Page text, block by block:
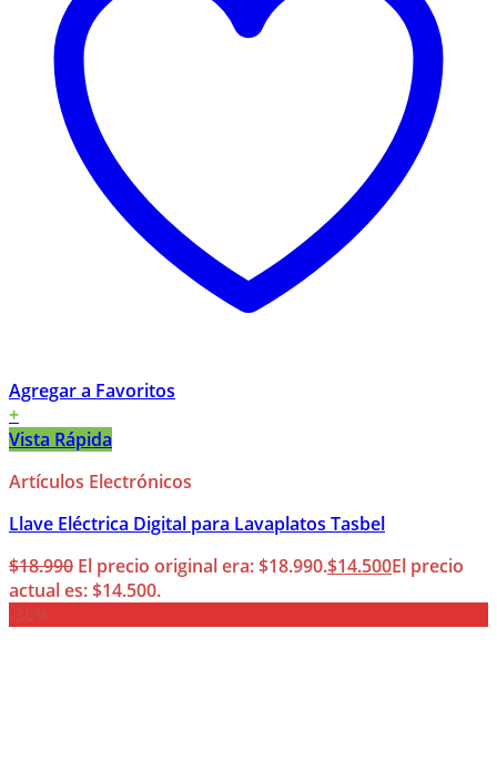
Agregar a Favoritos
+
Vista Rápida
Artículos Electrónicos
Llave Eléctrica Digital para Lavaplatos Tasbel
$18.990 El precio original era: $18.990.$14.500El precio
actual es: $14.500.